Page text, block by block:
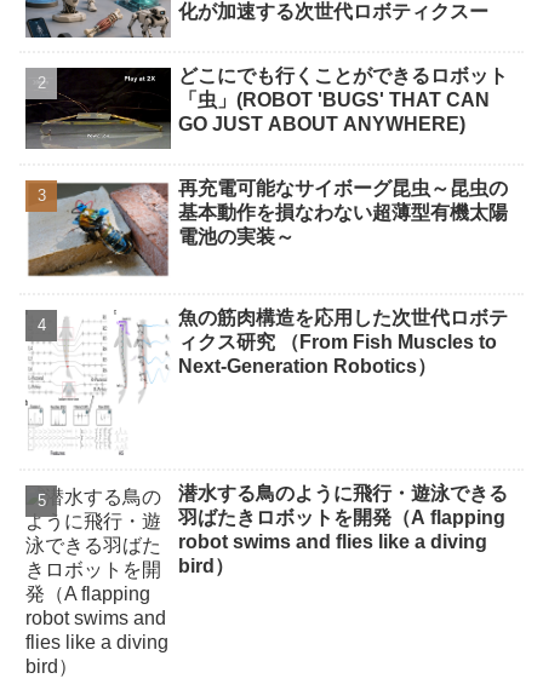
化が加速する次世代ロボティクスー
どこにでも行くことができるロボット
「虫」(ROBOT 'BUGS' THAT CAN
GO JUST ABOUT ANYWHERE)
再充電可能なサイボーグ昆虫～昆虫の
基本動作を損なわない超薄型有機太陽
電池の実装～
魚の筋肉構造を応用した次世代ロボテ
ィクス研究 （From Fish Muscles to
Next-Generation Robotics）
潜水する鳥のように飛行・遊泳できる
羽ばたきロボットを開発（A flapping
robot swims and flies like a diving
bird）